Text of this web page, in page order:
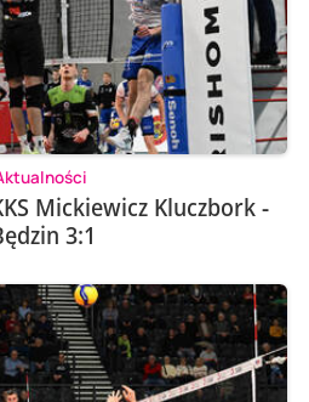
Mickiewicz Kluczbork -
3:1